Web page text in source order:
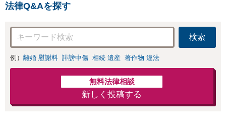
法律Q&Aを探す
検索
例） 離婚 慰謝料 誹謗中傷 相続 遺産 著作物 違法
無料法律相談
新しく投稿する